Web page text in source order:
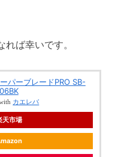
ば幸いです。
パーブレードPRO SB-
06BK
カエレバ
天市場